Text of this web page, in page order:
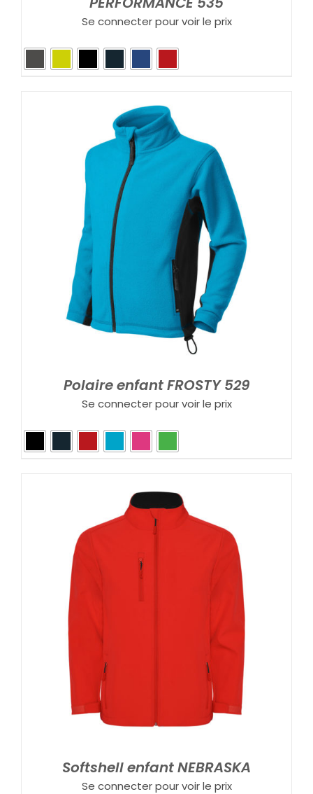
Se connecter pour voir le prix
Polaire enfant FROSTY 529
Se connecter pour voir le prix
Softshell enfant NEBRASKA
Se connecter pour voir le prix